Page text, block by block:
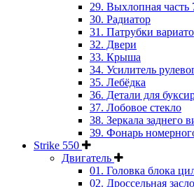
29. Выхлопная часть
30. Радиатор
31. Патрубки
32. Двери
33. Крыша
34. Усилитель
35. Лебёдка
36. Детали для
37. Лобовое стекло
38. Зеркала заднего
39. Фонарь
Strike 550
Двигатель
01. Головка блока
02. Дроссельная